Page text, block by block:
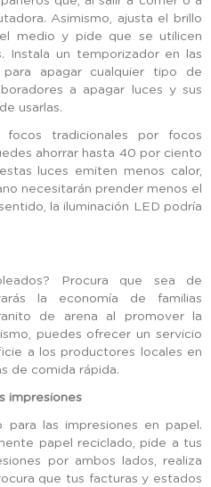
Asimismo, ajusta el brillo
medio y pide que se utilicen
Instala un temporizador en las
apagar cualquier tipo de
a apagar luces y sus
usarlas.
tradicionales por focos
ahorrar hasta 40 por ciento
luces emiten menos calor,
necesitarán prender menos el
la iluminación LED podría
Procura que sea de
la economía de familias
de arena al promover la
puedes ofrecer un servicio
a los productores locales en
de comida rápida.
impresiones
para las impresiones en papel.
papel reciclado, pide a tus
por ambos lados, realiza
que tus facturas y estados